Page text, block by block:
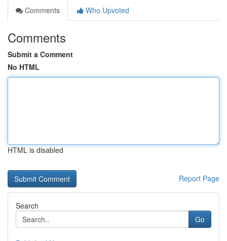
Comments
Who Upvoted
Comments
Submit a Comment
No HTML
HTML is disabled
Report Page
Search
Go